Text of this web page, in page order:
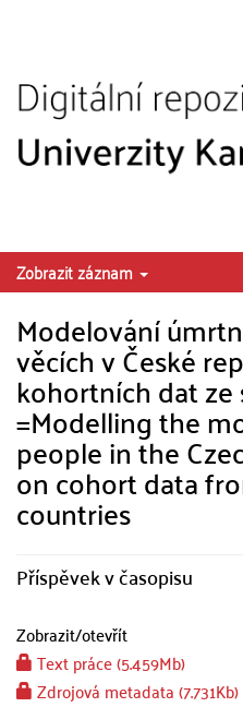
Zobrazit záznam
Modelování
věcích v České
kohortních dat
=Modelling the
people in the
on cohort data
countries
Příspěvek v časopisu
Zobrazit/otevřít
Text práce (5.459Mb)
Zdrojová metadata (7.731Kb)